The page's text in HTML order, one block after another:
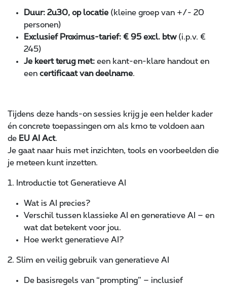
Duur: 2u30, op locatie (kleine groep van +/- 20
personen)
Exclusief Proximus-tarief: € 95 excl. btw(i.p.v. €
245)
Je keert terug met: een kant-en-klare handout en
een certificaat van deelname.
Tijdens deze hands-on sessies krijg je een helder kader
én concrete toepassingen om als kmo te voldoen aan
de EU AI Act.
Je gaat naar huis met inzichten, tools en voorbeelden die
je meteen kunt inzetten.
1. Introductie tot Generatieve AI
Wat is AI precies?
Verschil tussen klassieke AI en generatieve AI – en
wat dat betekent voor jou.
Hoe werkt generatieve AI?
2. Slim en veilig gebruik van generatieve AI
De basisregels van “prompting” – inclusief